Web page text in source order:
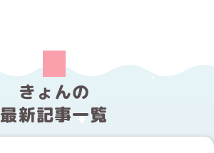
きょんの
最新記事一覧